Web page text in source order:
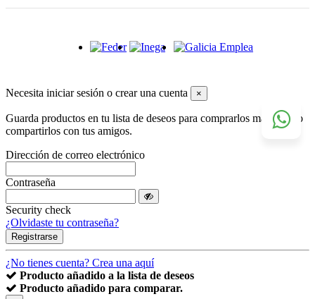
Necesita iniciar sesión o crear una cuenta ×
Guarda productos en tu lista de deseos para comprarlos más tarde o
compartirlos con tus amigos.
Dirección de correo electrónico
Contraseña
Security check
¿Olvidaste tu contraseña?
Registrarse
¿No tienes cuenta? Crea una aquí
Producto añadido a la lista de deseos
Producto añadido para comparar.